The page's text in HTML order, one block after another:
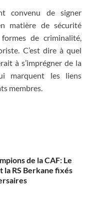
convenu de signer
matière de sécurité
de criminalité,
C’est dire à quel
à s’imprégner de la
marquent les liens
membres.
de la CAF: Le
la RS Berkane fixés